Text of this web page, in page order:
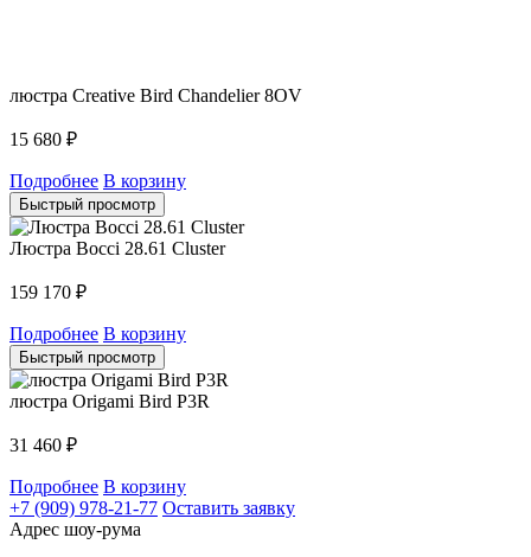
люстра Creative Bird Chandelier 8OV
15 680 ₽
Подробнее В корзину
Быстрый просмотр
Люстра Bocci 28.61 Cluster
159 170 ₽
Подробнее В корзину
Быстрый просмотр
люстра Origami Bird P3R
31 460 ₽
Подробнее В корзину
+7 (909) 978-21-77 Оставить заявку
Адрес шоу-рума